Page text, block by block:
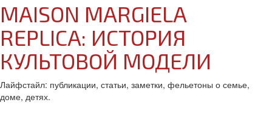
MAISON MARGIELA
REPLICA: ИСТОРИЯ
КУЛЬТОВОЙ МОДЕЛИ
Лайфстайл: публикации, статьи, заметки, фельетоны о семье,
доме, детях.